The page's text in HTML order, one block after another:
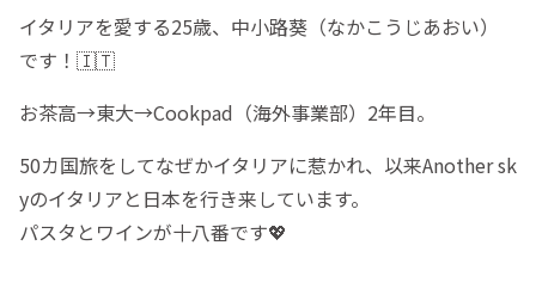
イタリアを愛する25歳、中小路葵（なかこうじあおい）
です！🇮🇹
お茶高→東大→Cookpad（海外事業部）2年目。
50カ国旅をしてなぜかイタリアに惹かれ、以来Another sk
yのイタリアと日本を行き来しています。
パスタとワインが十八番です💖